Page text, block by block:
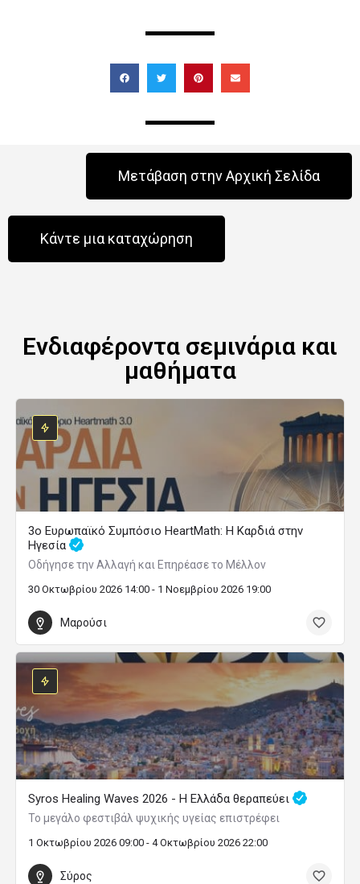
Μετάβαση στην Αρχική Σελίδα
Κάντε μια καταχώρηση
Ενδιαφέροντα σεμινάρια και
μαθήματα
3ο Ευρωπαϊκό Συμπόσιο HeartMath: Η Καρδιά στην
Ηγεσία
Οδήγησε την Αλλαγή και Επηρέασε το Μέλλον
30 Οκτωβρίου 2026 14:00 - 1 Νοεμβρίου 2026 19:00
Μαρούσι
Syros Healing Waves 2026 - Η Ελλάδα θεραπεύει
Το μεγάλο φεστιβάλ ψυχικής υγείας επιστρέφει
1 Οκτωβρίου 2026 09:00 - 4 Οκτωβρίου 2026 22:00
Σύρος